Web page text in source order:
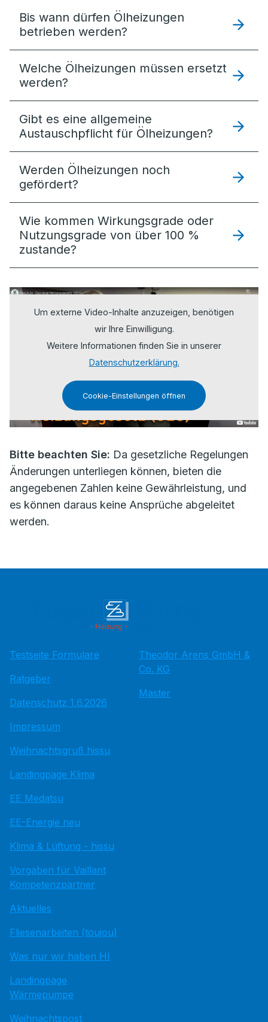
Bis wann dürfen Ölheizungen
betrieben werden?
Welche Ölheizungen müssen ersetzt
werden?
Gibt es eine allgemeine
Austauschpflicht für Ölheizungen?
Werden Ölheizungen noch
gefördert?
Wie kommen Wirkungsgrade oder
Nutzungsgrade von über 100 %
zustande?
Um externe Video-Inhalte anzuzeigen, benötigen
wir Ihre Einwilligung.
Weitere Informationen finden Sie in unserer
Datenschutzerklärung.
Cookie-Einstellungen öffnen
Bitte beachten Sie: Da gesetzliche Regelungen
Änderungen unterliegen können, bieten die
angegebenen Zahlen keine Gewährleistung, und
es können daraus keine Ansprüche abgeleitet
werden.
Testseite Formulare
Ratgeber
Datenschutz 1.6.2026
Impressum
Weihnachtsgruß hissu
Landingpage Klima
EE Medatsu
EE-Energie neu
Klima & Lüftung - hissu
Vorgaben für Vaillant
Kompetenzpartner
Aktuelles
Fliesenarbeiten (toujou)
Was nur wir haben HI
Landingpage
Wärmepumpe
Weihnachtspost
Theodor Arens GmbH &
Co. KG
Master